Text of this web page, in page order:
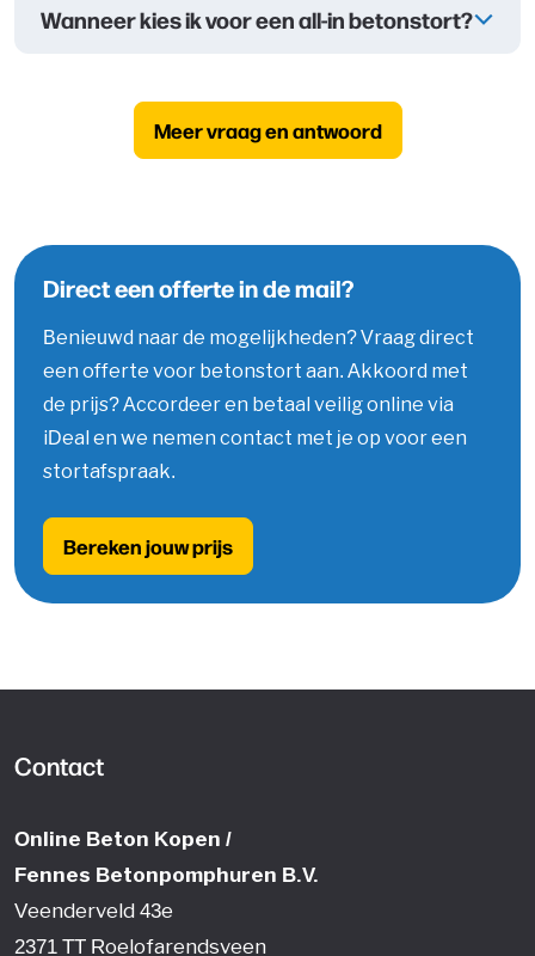
Wanneer kies ik voor een all-in betonstort?
Meer vraag en antwoord
Direct een offerte in de mail?
Benieuwd naar de mogelijkheden? Vraag direct
een offerte voor betonstort aan. Akkoord met
de prijs? Accordeer en betaal veilig online via
iDeal en we nemen contact met je op voor een
stortafspraak.
Bereken jouw prijs
Contact
Online Beton Kopen /
Fennes Betonpomphuren B.V.
Veenderveld 43e
2371 TT Roelofarendsveen